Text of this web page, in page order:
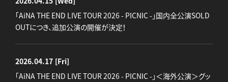
「AiNA THE END LIVE TOUR 2026 - PICNIC -」国内全公演SOLD
OUTにつき、追加公演の開催が決定！
2026.04.17 [Fri]
「AiNA THE END LIVE TOUR 2026 - PICNIC -」＜海外公演＞グッ